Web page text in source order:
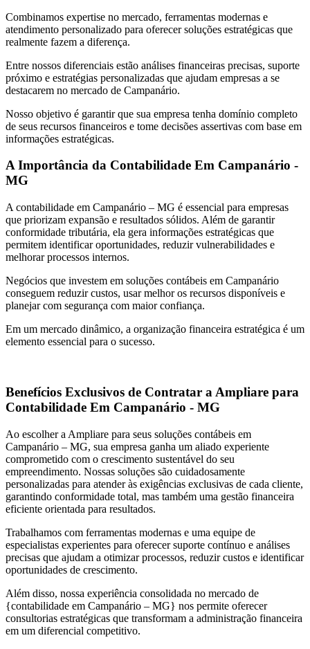
Combinamos expertise no mercado, ferramentas modernas e
atendimento personalizado para oferecer soluções estratégicas que
realmente fazem a diferença.
Entre nossos diferenciais estão análises financeiras precisas, suporte
próximo e estratégias personalizadas que ajudam empresas a se
destacarem no mercado de Campanário.
Nosso objetivo é garantir que sua empresa tenha domínio completo
de seus recursos financeiros e tome decisões assertivas com base em
informações estratégicas.
A Importância da Contabilidade Em Campanário -
MG
A contabilidade em Campanário – MG é essencial para empresas
que priorizam expansão e resultados sólidos. Além de garantir
conformidade tributária, ela gera informações estratégicas que
permitem identificar oportunidades, reduzir vulnerabilidades e
melhorar processos internos.
Negócios que investem em soluções contábeis em Campanário
conseguem reduzir custos, usar melhor os recursos disponíveis e
planejar com segurança com maior confiança.
Em um mercado dinâmico, a organização financeira estratégica é um
elemento essencial para o sucesso.
Benefícios Exclusivos de Contratar a Ampliare para
Contabilidade Em Campanário - MG
Ao escolher a Ampliare para seus soluções contábeis em
Campanário – MG, sua empresa ganha um aliado experiente
comprometido com o crescimento sustentável do seu
empreendimento. Nossas soluções são cuidadosamente
personalizadas para atender às exigências exclusivas de cada cliente,
garantindo conformidade total, mas também uma gestão financeira
eficiente orientada para resultados.
Trabalhamos com ferramentas modernas e uma equipe de
especialistas experientes para oferecer suporte contínuo e análises
precisas que ajudam a otimizar processos, reduzir custos e identificar
oportunidades de crescimento.
Além disso, nossa experiência consolidada no mercado de
{contabilidade em Campanário – MG} nos permite oferecer
consultorias estratégicas que transformam a administração financeira
em um diferencial competitivo.